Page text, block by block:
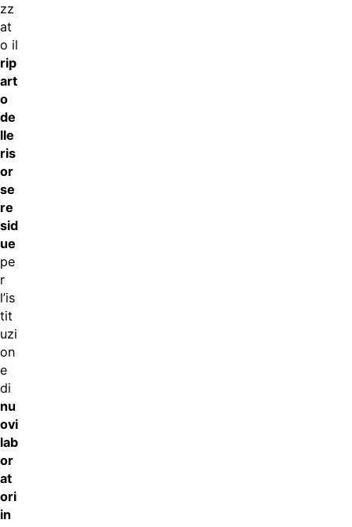
zz
at
o il
rip
art
o
de
lle
ris
or
se
re
sid
ue
pe
r
l’is
tit
uzi
on
e
di
nu
ovi
lab
or
at
ori
in